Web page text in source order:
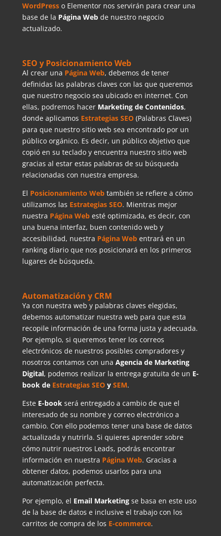
WordPress o Elementor nos servirán para crear una
base de la Página Web de nuestro negocio
actualizado.
SEO y Posicionamiento Web
Al crear una Página Web, debemos de tener
definidas las palabras claves con las que queremos
que nuestro negocio sea ubicado en internet. Con
ellas, podremos hacer Marketing de Contenidos,
donde aplicamos Estrategias SEO (Palabras Claves)
para que nuestro sitio web sea encontrado por un
público orgánico. Es decir, un público objetivo que
copió en su teclado y encuentra nuestro sitio web
gracias al estar estas palabras de su búsqueda
relacionadas con nuestra empresa.
El Posicionamiento Web también se refiere a cómo
utilizamos las Estrategias SEO. Mientras mejor
nuestra Página Web esté optimizada, es decir, con
una buena interfaz, buen contenido web y
accesibilidad, nuestra Página Web entrará en un
ranking diario que nos posicionará en los primeros
lugares de búsqueda.
Automatización y CRM
Ya con nuestra web y palabras claves elegidas,
debemos automatizar nuestra web para que esta
recopile información de una forma justa y adecuada.
Por ejemplo, si queremos tener los correos
electrónicos de nuestros posibles compradores y
nosotros contamos con una Agencia de Marketing
Digital, podemos realizar la entrega gratuita de un E-
book de Estrategias SEOy SEM.
Este E-book será entregado a cambio de que el
interesado de su nombre y correo electrónico a
cambio. Con ello podemos tener una base de datos
actualizada y nutrirla. Si quieres aprender sobre
cómo nutrir nuestros Leads, podrás encontrar
información en nuestra Página Web. Gracias a
obtener datos, podemos usarlos para una
automatización perfecta.
Por ejemplo, el Email Marketing se basa en este uso
de la base de datos e inclusive el trabajo con los
carritos de compra de los E-commerce.